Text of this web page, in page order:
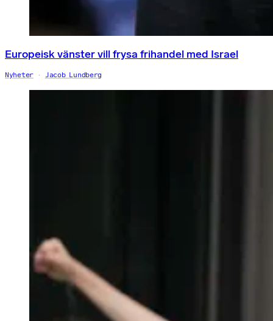
Europeisk vänster vill frysa frihandel med Israel
Nyheter Jacob Lundberg